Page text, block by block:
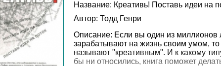
Название: Креативь! Поставь идеи на
Автор: Тодд Генри
Описание: Если вы один из миллионов
зарабатывают на жизнь своим умом,
называют "креативным". И к какому
бы ни относились, книга поможет